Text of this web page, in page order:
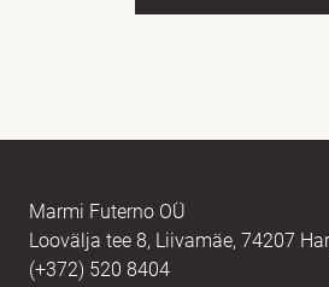
Sõnum
Marmi Futerno OÜ
Loovälja tee 8, Liivamäe, 74207
(+372) 520 8404